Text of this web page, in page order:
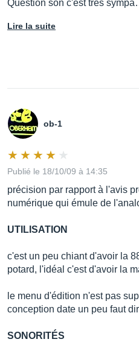
Question son c'est très
Lire la suite
ob-1
Publié le 18/10/09 à 14:35
précision par rapport à l'avis
numérique qui émule de
UTILISATION
c'est un peu chiant d'avoir la
potard, l'idéal c'est d'avoir la
le menu d'édition n'est pas
conception date un peu faut
SONORITÉS